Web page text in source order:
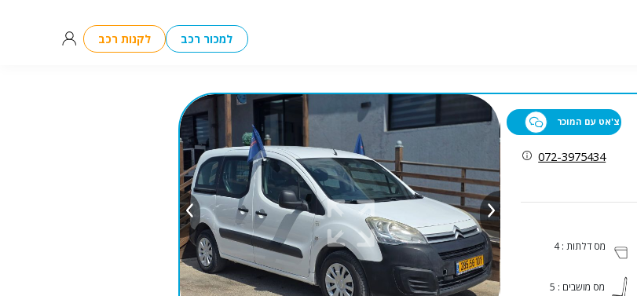
למכור רכב לקנות רכב
צ'אט עם המוכר
072-3975434
מס דלתות : 4
מס מושבים : 5